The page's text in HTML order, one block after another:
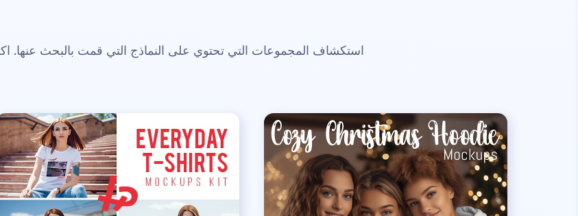
استكشاف المجموعات التي تحتوي على النماذج التي قمت بالبحث عنها.